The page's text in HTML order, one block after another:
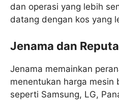
dan operasi yang lebih
datang dengan kos yang
Jenama dan
Jenama memainkan
menentukan harga mesin
seperti Samsung, LG,